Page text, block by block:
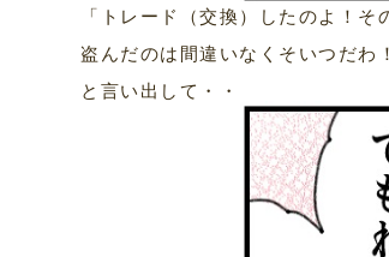
「トレード（交換）したのよ！
盗んだのは間違いなくそいつだわ
と言い出して・・